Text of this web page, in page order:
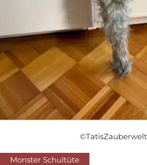
©TatisZauberwelt
Monster Schultüte